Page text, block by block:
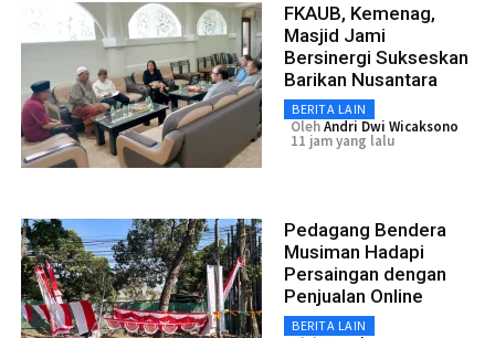
FKAUB, Kemenag,
Masjid Jami
Bersinergi Sukseskan
Barikan Nusantara
BERITA LAIN
OlehAndri Dwi Wicaksono
11 jam yang lalu
Pedagang Bendera
Musiman Hadapi
Persaingan dengan
Penjualan Online
BERITA LAIN